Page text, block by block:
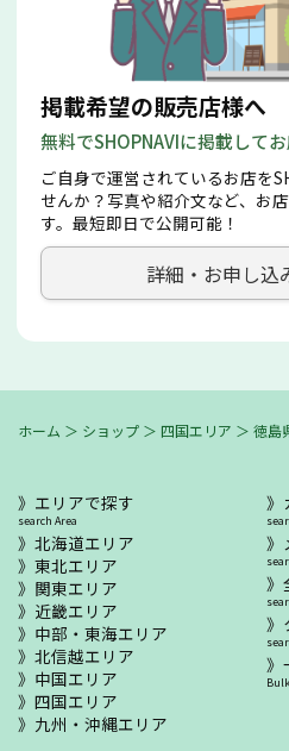
掲載希望の販売店様へ
無料でSHOPNAVIに掲載して
ご自身で運営されているお店を
せんか？写真や紹介文など、お
す。最短即日で公開可能！
詳細・お申し込
ホーム ＞ ショップ ＞ 四国エリア ＞ 徳島
エリアで探す
search Area
北海道エリア
東北エリア
関東エリア
近畿エリア
中部・東海エリア
北信越エリア
中国エリア
四国エリア
九州・沖縄エリア